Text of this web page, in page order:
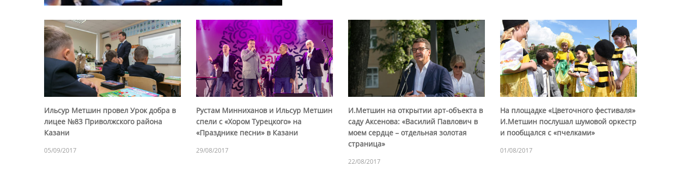
Ильсур Метшин провел Урок добра в
лицее №83 Приволжского района
Казани
05/09/2017
Рустам Минниханов и Ильсур Метшин
спели с «Хором Турецкого» на
«Празднике песни» в Казани
29/08/2017
И.Метшин на открытии арт-объекта в
саду Аксенова: «Василий Павлович в
моем сердце – отдельная золотая
страница»
22/08/2017
На площадке «Цветочного фестиваля»
И.Метшин послушал шумовой оркестр
и пообщался с «пчелками»
01/08/2017